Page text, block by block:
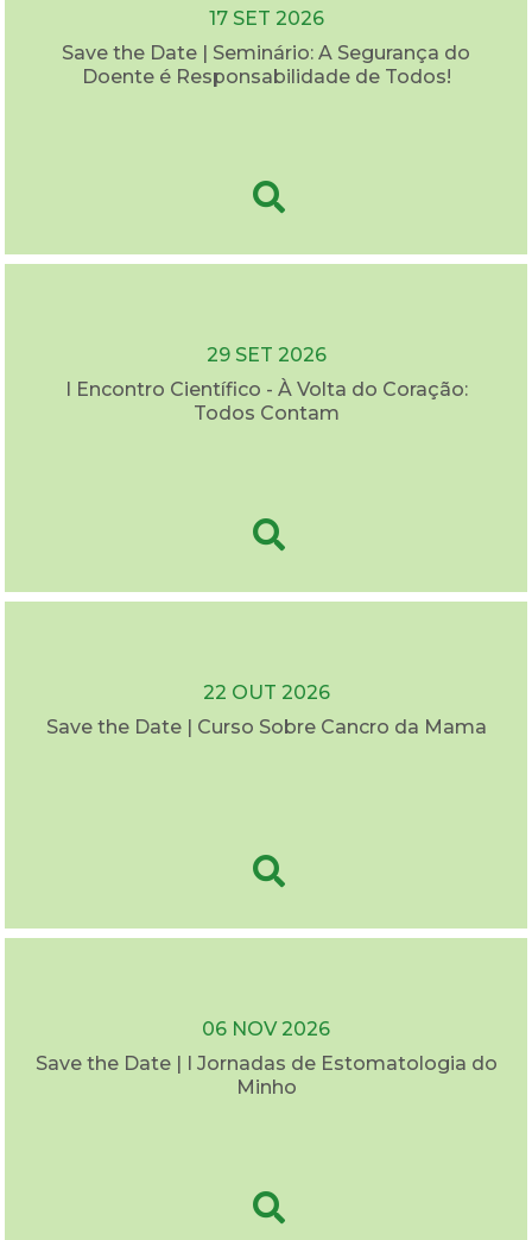
17 SET 2026
Save the Date | Seminário: A Segurança do
Doente é Responsabilidade de Todos!
29 SET 2026
I Encontro Científico - À Volta do Coração:
Todos Contam
22 OUT 2026
Save the Date | Curso Sobre Cancro da Mama
06 NOV 2026
Save the Date | I Jornadas de Estomatologia do
Minho